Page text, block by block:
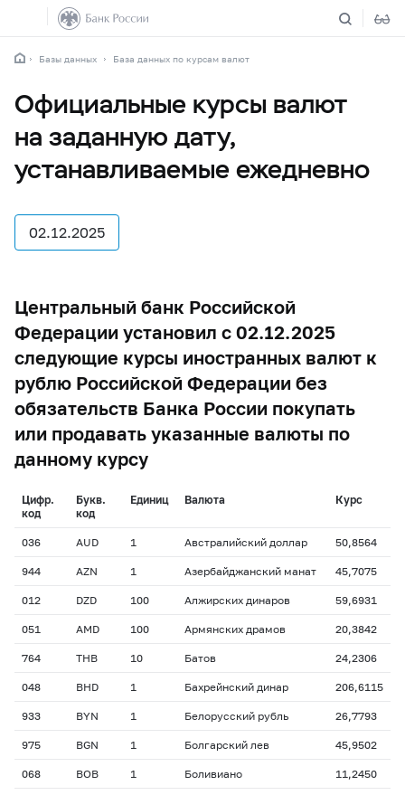
Базы данных База данных по курсам валют
Официальные курсы валют
на заданную дату,
устанавливаемые ежедневно
02.12.2025
Центральный банк Российской
Федерации установил с 02.12.2025
следующие курсы иностранных валют к
рублю Российской Федерации без
обязательств Банка России покупать
или продавать указанные валюты по
данному курсу
Цифр.
код
Букв.
код
Единиц Валюта Курс
036 AUD 1 Австралийский доллар 50,8564
944 AZN 1 Азербайджанский манат 45,7075
012 DZD 100 Алжирских динаров 59,6931
051 AMD 100 Армянских драмов 20,3842
764 THB 10 Батов 24,2306
048 BHD 1 Бахрейнский динар 206,6115
933 BYN 1 Белорусский рубль 26,7793
975 BGN 1 Болгарский лев 45,9502
068 BOB 1 Боливиано 11,2450